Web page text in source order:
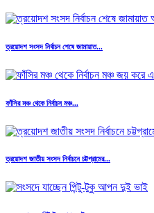
ত্রয়োদশ সংসদ নির্বাচন শেষে জামায়াত...
ফাঁসির মঞ্চ থেকে নির্বাচন মঞ্চ...
ত্রয়োদশ জাতীয় সংসদ নির্বাচনে চট্টগ্রামের...